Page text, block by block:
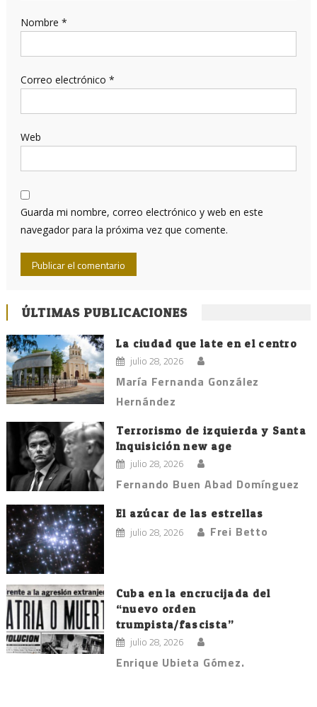
Nombre *
Correo electrónico *
Web
Guarda mi nombre, correo electrónico y web en este
navegador para la próxima vez que comente.
ÚLTIMAS PUBLICACIONES
La ciudad que late en el centro
julio 28, 2026
María Fernanda González
Hernández
Terrorismo de izquierda y Santa
Inquisición new age
julio 28, 2026
Fernando Buen Abad Domínguez
El azúcar de las estrellas
julio 28, 2026 Frei Betto
Cuba en la encrucijada del
“nuevo orden
trumpista/fascista”
julio 28, 2026
Enrique Ubieta Gómez.